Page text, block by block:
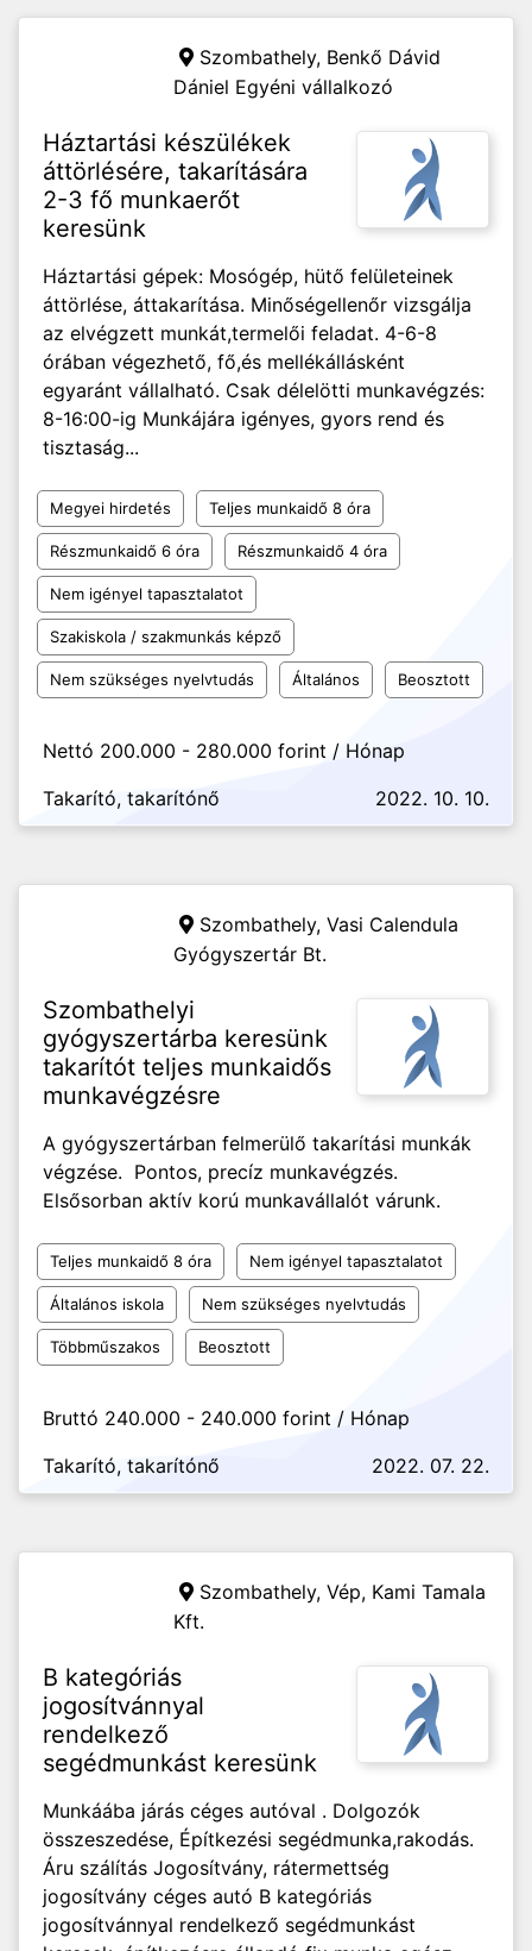
Szombathely, Benkő Dávid
Dániel Egyéni vállalkozó
Háztartási készülékek
áttörlésére, takarítására
2-3 fő munkaerőt
keresünk
Háztartási gépek: Mosógép, hütő felületeinek
áttörlése, áttakarítása. Minőségellenőr vizsgálja
az elvégzett munkát,termelői feladat. 4-6-8
órában végezhető, fő,és mellékállásként
egyaránt vállalható. Csak délelötti munkavégzés:
8-16:00-ig Munkájára igényes, gyors rend és
tisztaság...
Megyei hirdetés Teljes munkaidő 8 óra
Részmunkaidő 6 óra Részmunkaidő 4 óra
Nem igényel tapasztalatot
Szakiskola / szakmunkás képző
Nem szükséges nyelvtudás Általános Beosztott
Nettó 200.000 - 280.000 forint / Hónap
Takarító, takarítónő
2022. 10. 10.
Szombathely, Vasi Calendula
Gyógyszertár Bt.
Szombathelyi
gyógyszertárba keresünk
takarítót teljes munkaidős
munkavégzésre
A gyógyszertárban felmerülő takarítási munkák
végzése. Pontos, precíz munkavégzés.
Elsősorban aktív korú munkavállalót várunk.
Teljes munkaidő 8 óra Nem igényel tapasztalatot
Általános iskola Nem szükséges nyelvtudás
Többműszakos Beosztott
Bruttó 240.000 - 240.000 forint / Hónap
Takarító, takarítónő
2022. 07. 22.
Szombathely, Vép, Kami Tamala
Kft.
B kategóriás
jogosítvánnyal
rendelkező
segédmunkást keresünk
Munkáába járás céges autóval . Dolgozók
összeszedése, Építkezési segédmunka,rakodás.
Áru szálítás Jogosítvány, rátermettség
jogosítvány céges autó B kategóriás
jogosítvánnyal rendelkező segédmunkást